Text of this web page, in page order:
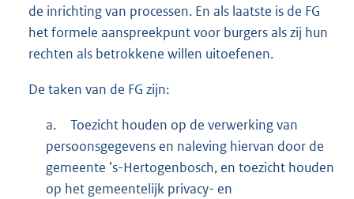
de inrichting van processen. En als laatste is de FG
het formele aanspreekpunt voor burgers als zij hun
rechten als betrokkene willen uitoefenen.
De taken van de FG zijn:
a.
Toezicht houden op de verwerking van
persoonsgegevens en naleving hiervan door de
gemeente ’s-Hertogenbosch, en toezicht houden
op het gemeentelijk privacy- en